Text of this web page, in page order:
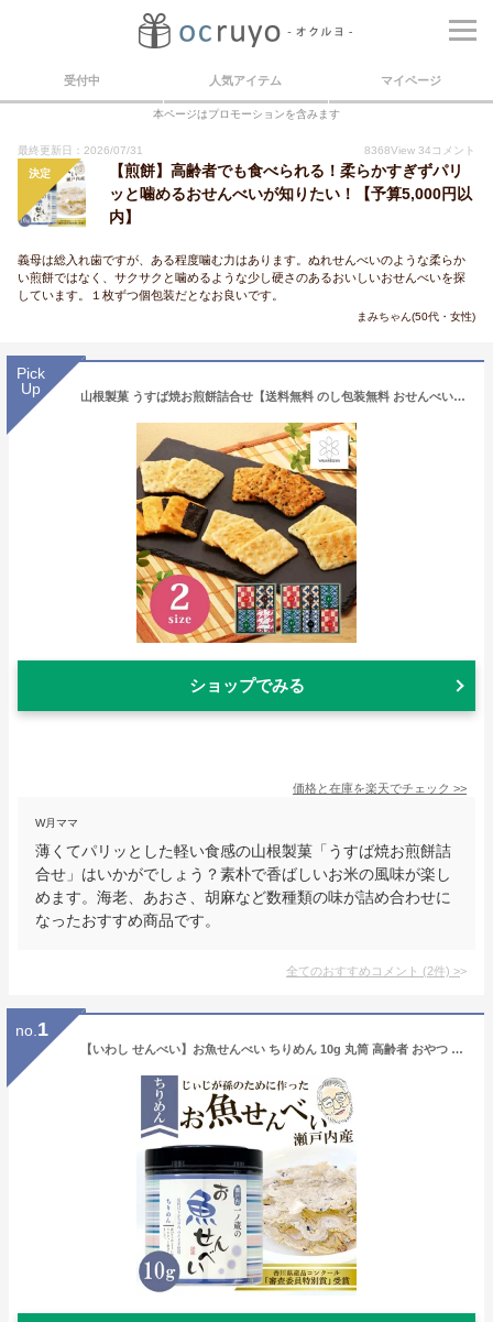
受付中 人気アイテム マイページ
本ページはプロモーションを含みます
最終更新日：2026/07/31 8368View 34 コメント
決定
【煎餅】高齢者でも食べられる！柔らかすぎずパリ
ッと噛めるおせんべいが知りたい！【予算5,000円以
内】
義母は総入れ歯ですが、ある程度噛む力はあります。ぬれせんべいのような柔らか
い煎餅ではなく、サクサクと噛めるような少し硬さのあるおいしいおせんべいを探
しています。１枚ずつ個包装だとなお良いです。
まみちゃん(50代・女性)
Pick
Up
山根製菓 うすば焼お煎餅詰合せ【送料無料 のし包装無料 おせんべい 個包装 うす焼せんべい 和菓子 詰め合わせ ギフト 出産祝い プレゼント 手土産 差し入れ 贈答 人気 ランキング 受賞 口コミ おすすめ お茶菓子 ばらまき 高級 有名 薄い 国産 あられ】
ショップでみる
価格と在庫を楽天でチェック >>
W月ママ
薄くてパリッとした軽い食感の山根製菓「うすば焼お煎餅詰
合せ」はいかがでしょう？素朴で香ばしいお米の風味が楽し
めます。海老、あおさ、胡麻など数種類の味が詰め合わせに
なったおすすめ商品です。
全てのおすすめコメント (2件) >
no. 1
【いわし せんべい】お魚せんべい ちりめん 10g 丸筒 高齢者 おやつ いわし 魚 せんべい おさかなせんべい せんべい 煎餅 瀬戸内 瀬戸内海 お菓子 おかし こども 園 おいしい シニア 無添加 カルシウム 健康 グルテンフリー 国産 小豆島【一ノ蔵】